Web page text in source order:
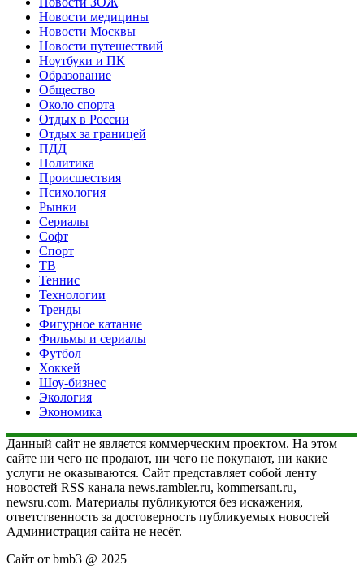
Новости медицины
Новости Москвы
Новости путешествий
Ноутбуки и ПК
Образование
Общество
Около спорта
Отдых в России
Отдых за границей
ПДД
Политика
Происшествия
Психология
Рынки
Сериалы
Софт
Спорт
ТВ
Теннис
Технологии
Тренды
Фигурное катание
Фильмы и сериалы
Футбол
Хоккей
Шоу-бизнес
Экология
Экономика
Данный сайт не является коммерческим проектом. На этом
сайте ни чего не продают, ни чего не покупают, ни какие
услуги не оказываются. Сайт представляет собой ленту
новостей RSS канала news.rambler.ru, kommersant.ru,
newsru.com. Материалы публикуются без искажения,
ответственность за достоверность публикуемых новостей
Администрация сайта не несёт.
Сайт от bmb3 @ 2025